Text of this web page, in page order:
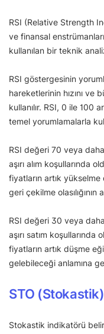
RSI (Relative Strength
ve finansal
kullanılan bir teknik
RSI göstergesinin
hareketlerinin hızını
kullanılır. RSI, 0 ile 100
temel yorumlamalarla
RSI değeri 70 veya
aşırı alım koşullarında
fiyatların artık
geri çekilme olasılığının
RSI değeri 30 veya
aşırı satım
fiyatların artık düşme
gelebileceği anlamına
STO
Stokastik indikatörü